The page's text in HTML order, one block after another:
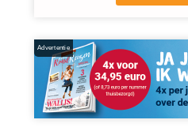
Advertentie